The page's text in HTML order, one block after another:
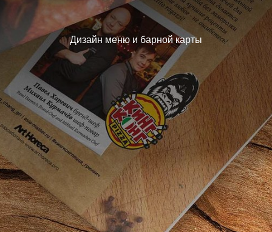
Дизайн меню и барной карты